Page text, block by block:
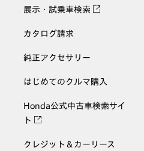
展示・試乗車検索
カタログ請求
純正アクセサリー
はじめてのクルマ購入
Honda公式中古車検索サイ
ト
クレジット＆カーリース